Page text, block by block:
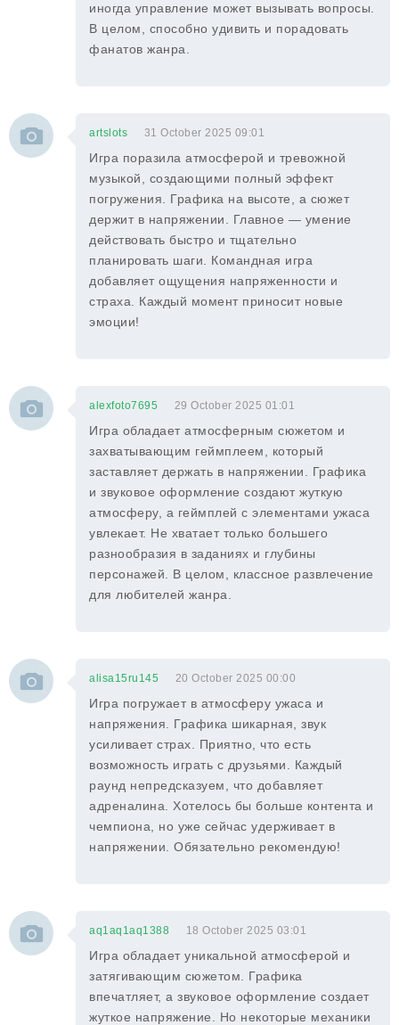
иногда управление может вызывать вопросы.
В целом, способно удивить и порадовать
фанатов жанра.
artslots 31 October 2025 09:01
Игра поразила атмосферой и тревожной
музыкой, создающими полный эффект
погружения. Графика на высоте, а сюжет
держит в напряжении. Главное — умение
действовать быстро и тщательно
планировать шаги. Командная игра
добавляет ощущения напряженности и
страха. Каждый момент приносит новые
эмоции!
alexfoto7695 29 October 2025 01:01
Игра обладает атмосферным сюжетом и
захватывающим геймплеем, который
заставляет держать в напряжении. Графика
и звуковое оформление создают жуткую
атмосферу, а геймплей с элементами ужаса
увлекает. Не хватает только большего
разнообразия в заданиях и глубины
персонажей. В целом, классное развлечение
для любителей жанра.
alisa15ru145 20 October 2025 00:00
Игра погружает в атмосферу ужаса и
напряжения. Графика шикарная, звук
усиливает страх. Приятно, что есть
возможность играть с друзьями. Каждый
раунд непредсказуем, что добавляет
адреналина. Хотелось бы больше контента и
чемпиона, но уже сейчас удерживает в
напряжении. Обязательно рекомендую!
aq1aq1aq1388 18 October 2025 03:01
Игра обладает уникальной атмосферой и
затягивающим сюжетом. Графика
впечатляет, а звуковое оформление создает
жуткое напряжение. Но некоторые механики